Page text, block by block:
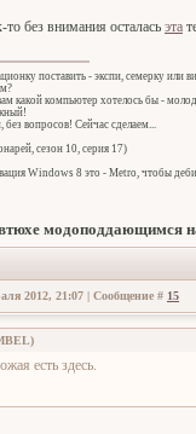
без внимания осталась эта
поставить - экспи, семерку или
какой компьютер хотелось бы -
без вопросов! Сейчас сделаем...
сезон 10, серия 17)
Windows 8 это - Metro, чтобы
модоподдающимся
2012, 21:07 | Сообщение # 15
)
есть здесь.